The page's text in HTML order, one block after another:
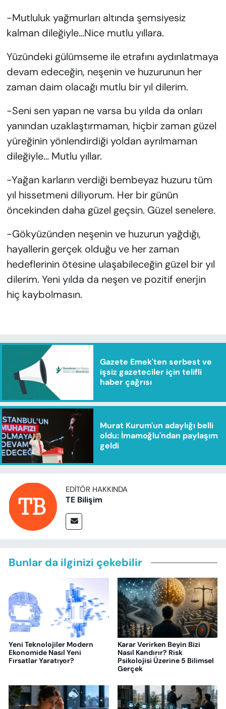
-Mutluluk yağmurları altında şemsiyesiz
kalman dileğiyle…Nice mutlu yıllara.
Yüzündeki gülümseme ile etrafını aydınlatmaya
devam edeceğin, neşenin ve huzurunun her
zaman daim olacağı mutlu bir yıl dilerim.
-Seni sen yapan ne varsa bu yılda da onları
yanından uzaklaştırmaman, hiçbir zaman güzel
yüreğinin yönlendirdiği yoldan ayrılmaman
dileğiyle… Mutlu yıllar.
-Yağan karların verdiği bembeyaz huzuru tüm
yıl hissetmeni diliyorum. Her bir günün
öncekinden daha güzel geçsin. Güzel senelere.
-Gökyüzünden neşenin ve huzurun yağdığı,
hayallerin gerçek olduğu ve her zaman
hedeflerinin ötesine ulaşabileceğin güzel bir yıl
dilerim. Yeni yılda da neşen ve pozitif enerjin
hiç kaybolmasın.
Gazete Emek'ten serbest ve
işsiz gazeteciler için telifli
haber çağrısı
Murat Kurum'un adaylığı belli
oldu: İmamoğlu'ndan paylaşım
geldi
EDITÖR HAKKINDA
TE Bilişim
Bunlar da ilginizi çekebilir
Yeni Teknolojiler Modern
Ekonomide Nasıl Yeni
Fırsatlar Yaratıyor?
Karar Verirken Beyin Bizi
Nasıl Kandırır? Risk
Psikolojisi Üzerine 5 Bilimsel
Gerçek